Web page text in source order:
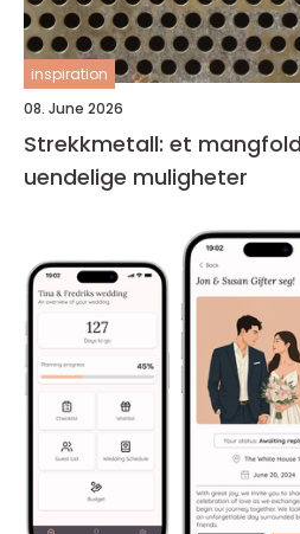
inspiration
08. June 2026
Strekkmetall: et
uendelige muligheter